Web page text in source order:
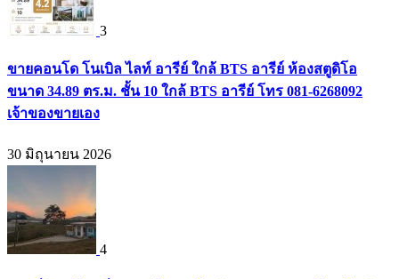
3
ขายคอนโด โนเบิล ไลท์ อารีย์ ใกล้ BTS อารีย์ ห้องสตูดิโอ
ขนาด 34.89 ตร.ม. ชั้น 10 ใกล้ BTS อารีย์ โทร 081-6268092
เจ้าของขายเอง
30 มิถุนายน 2026
4